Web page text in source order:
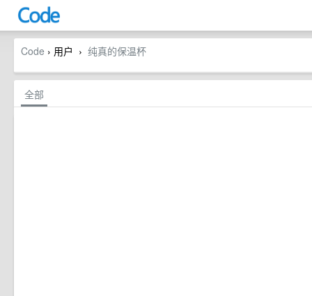
Code › 用户 › 纯真的保温杯
全部